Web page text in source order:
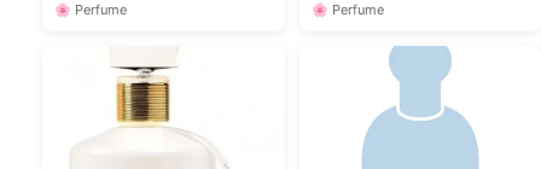
🌸 Perfume 🌸 Perfume